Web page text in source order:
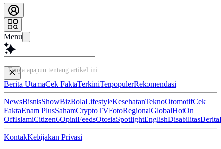
Menu
Ba
Berita UtamaCek FaktaTerkiniTerpopulerRekomendasi
NewsBisnisShowBizBolaLifestyleKesehatanTeknoOtomotifCek
FaktaEnam PlusSahamCryptoTVFotoRegionalGlobalHotOn
OffIslamiCitizen6OpiniFeedsOtosiaSpotlightEnglishDisabilitasBerita
KontakKebijakan Privasi